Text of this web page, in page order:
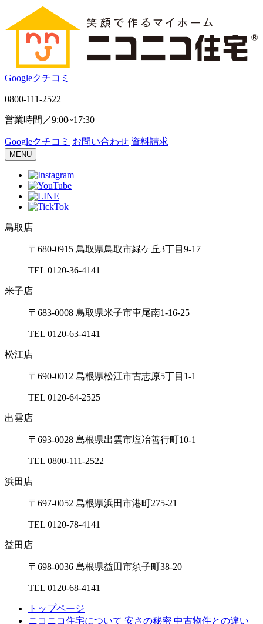
Googleクチコ ミ
0800-111-2522
営業時間／9:00~17:30
Googleクチコ ミ お問い合わせ 資料請求
MENU
鳥取店
〒680-0915 ⿃取県⿃取市緑ケ丘3丁⽬9-17
TEL 0120-36-4141
⽶⼦店
〒683-0008 ⿃取県⽶⼦市⾞尾南1-16-25
TEL 0120-63-4141
松江店
〒690-0012 島根県松江市古志原5丁⽬1-1
TEL 0120-64-2525
出雲店
〒693-0028 島根県出雲市塩冶善⾏町10-1
TEL 0800-111-2522
浜⽥店
〒697-0052 島根県浜⽥市港町275-21
TEL 0120-78-4141
益⽥店
〒698-0036 島根県益⽥市須⼦町38-20
TEL 0120-68-4141
トップページ
ニコニコ住宅について 安さの秘密 中古物件との違い